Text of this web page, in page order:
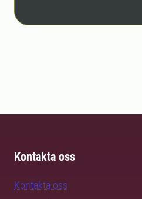
Kontakta oss
Kontakta oss